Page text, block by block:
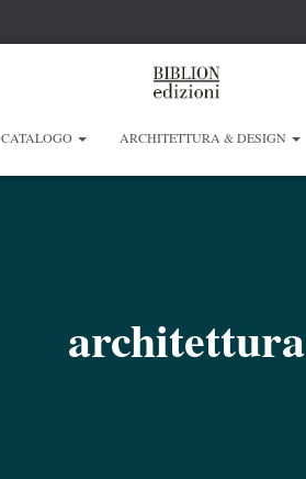
CATALOGO ARCHITETTURA & DESIGN
architettura